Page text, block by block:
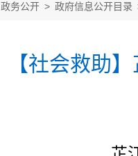
政务公开 > 政府信息公开目录
【社会救助